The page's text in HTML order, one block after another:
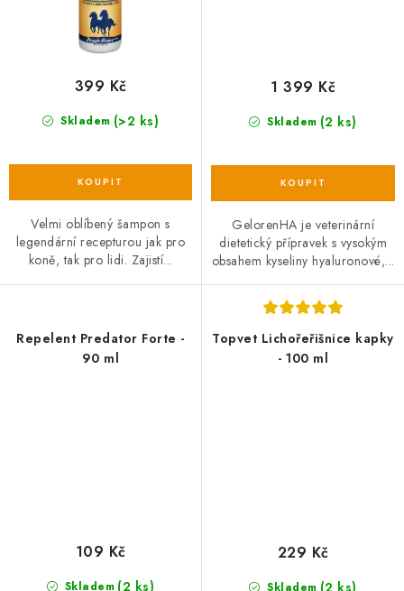
Skladem (>2 ks)
399 Kč
Velmi oblíbený šampon s
legendární recepturou jak pro
koně, tak pro lidi. Zajistí...
Skladem (2 ks)
1 399 Kč
GelorenHA je veterinární
dietetický přípravek s vysokým
obsahem kyseliny hyaluronové,...
Repelent Predator Forte -
90 ml
Skladem (2 ks)
109 Kč
Topvet Lichořeřišnice kapky
- 100 ml
Skladem
229 Kč